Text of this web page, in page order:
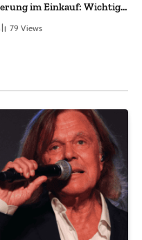
im Einkauf: Wichtige
die Sie achten sollten
79 Views